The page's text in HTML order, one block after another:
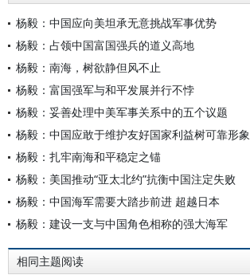
杨毅：中国应向美坦承无意挑战军事优势
杨毅：占领中国富国强兵的道义高地
杨毅：南海，树欲静但风不止
杨毅：富国强军与和平发展并行不悖
杨毅：妥善处理中美军事关系中的五个议题
杨毅：中国应敢于维护友好国家利益树可靠形象
杨毅：扎牢南海和平稳定之锚
杨毅：美国推动“亚太北约”抗衡中国注定失败
杨毅：中国海军需要大踏步前进 超越日本
杨毅：建设一支与中国角色相称的强大海军
相同主题阅读